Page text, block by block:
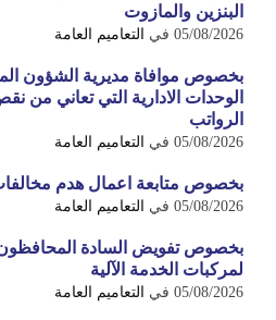
البنزين والمازوت
05/08/2026 في التعاميم العامة
بخصوص موافاة مديرية الشؤون
الوحدات الادارية التي تعاني من
الرواتب
05/08/2026 في التعاميم العامة
بخصوص متابعة اعمال هدم مخالفات
05/08/2026 في التعاميم العامة
بخصوص تفويض السادة
لمركبات الخدمة الآلية
05/08/2026 في التعاميم العامة